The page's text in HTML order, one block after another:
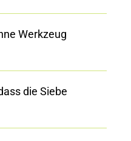
Werkzeug
die Siebe